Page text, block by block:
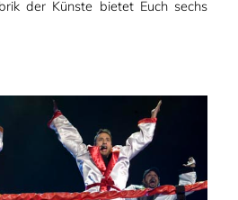
der Künste bietet Euch sechs